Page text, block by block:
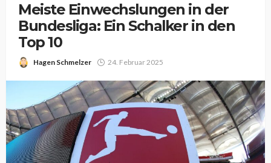
Meiste Einwechslungen in der
Bundesliga: Ein Schalker in den
Top 10
Hagen Schmelzer 24. Februar 2025